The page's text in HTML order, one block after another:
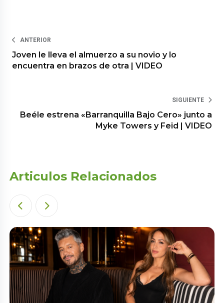
ANTERIOR
Joven le lleva el almuerzo a su novio y lo
encuentra en brazos de otra | VIDEO
SIGUIENTE
Beéle estrena «Barranquilla Bajo Cero» junto a
Myke Towers y Feid | VIDEO
Articulos Relacionados